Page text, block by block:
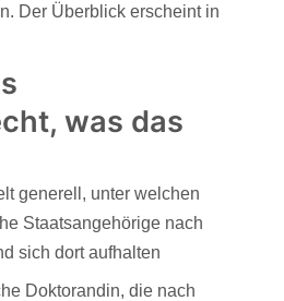
Der Überblick erscheint in
was das
generell, unter welchen
Staatsangehörige nach
sich dort aufhalten
Doktorandin, die nach